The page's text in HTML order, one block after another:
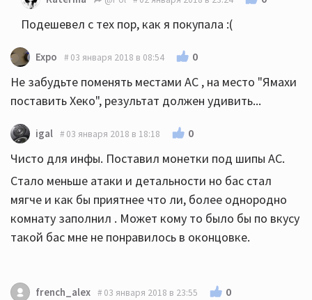
Подешевел с тех пор, как я покупала :(
Expo 03 января 2018 в 08:54 0
Не забудьте поменять местами АС , на место "Ямахи
поставить Хеко", результат должен удивить...
igal 03 января 2018 в 18:18 0
Чисто для инфы. Поставил монетки под шипы АС.
Стало меньше атаки и детальности но бас стал
мягче и как бы приятнее что ли, более однородно
комнату заполнил . Может кому то было бы по вкусу
такой бас мне не понравилось в оконцовке.
french_alex 03 января 2018 в 23:55 0